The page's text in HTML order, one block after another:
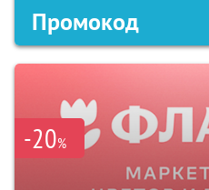
Промокод
-20%